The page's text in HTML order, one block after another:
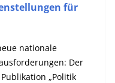
für
nationale
Der
„Politik